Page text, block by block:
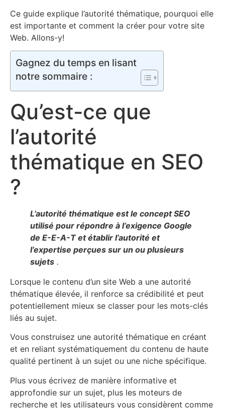
Ce guide explique l’autorité thématique, pourquoi elle
est importante et comment la créer pour votre site
Web. Allons-y!
Gagnez du temps en lisant
notre sommaire :
Qu’est-ce que
l’autorité
thématique en SEO
?
L’autorité thématique est le concept SEO
utilisé pour répondre à l’exigence Google
de E-E-A-T et établir l’autorité et
l’expertise perçues sur un ou plusieurs
sujets .
Lorsque le contenu d’un site Web a une autorité
thématique élevée, il renforce sa crédibilité et peut
potentiellement mieux se classer pour les mots-clés
liés au sujet.
Vous construisez une autorité thématique en créant
et en reliant systématiquement du contenu de haute
qualité pertinent à un sujet ou une niche spécifique.
Plus vous écrivez de manière informative et
approfondie sur un sujet, plus les moteurs de
recherche et les utilisateurs vous considèrent comme